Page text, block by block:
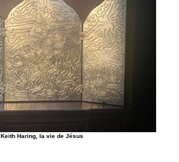
Keith Haring, la vie de Jésus